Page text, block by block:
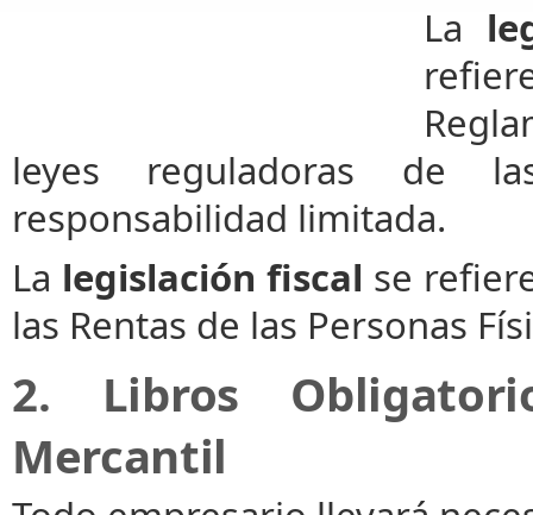
La
leyes reguladoras de
responsabilidad limitada.
La legislación fiscal se
las Rentas de las Personas
2. Libros
Mercantil